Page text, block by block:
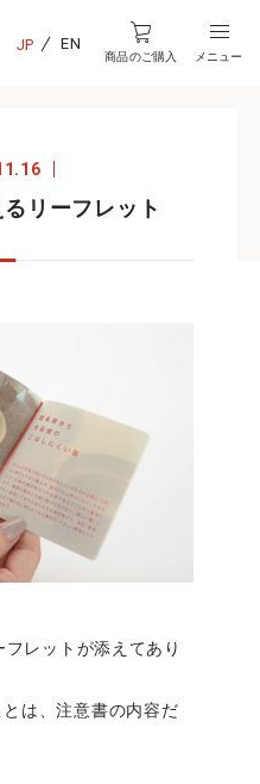
JP EN
商品のご購入 メニュー
リーフレット
レットが添えてあり
は、注意書の内容だ